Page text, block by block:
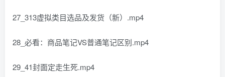
27_313虚拟类目选品及发货（新）.mp4
28_必看：商品笔记VS普通笔记区别.mp4
29_41封面定走生死.mp4